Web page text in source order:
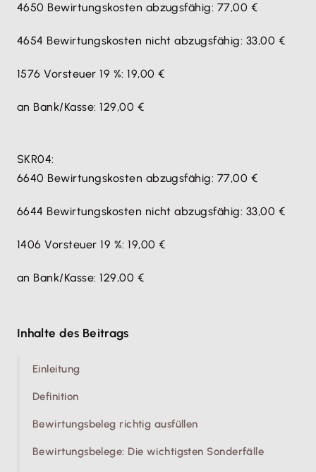
4650 Bewirtungskosten abzugsfähig: 77,00 €
4654 Bewirtungskosten nicht abzugsfähig: 33,00 €
1576 Vorsteuer 19 %: 19,00 €
an Bank/Kasse: 129,00 €
SKR04:
6640 Bewirtungskosten abzugsfähig: 77,00 €
6644 Bewirtungskosten nicht abzugsfähig: 33,00 €
1406 Vorsteuer 19 %: 19,00 €
an Bank/Kasse: 129,00 €
Inhalte des Beitrags
Einleitung
Definition
Bewirtungsbeleg richtig ausfüllen
Bewirtungsbelege: Die wichtigsten Sonderfälle